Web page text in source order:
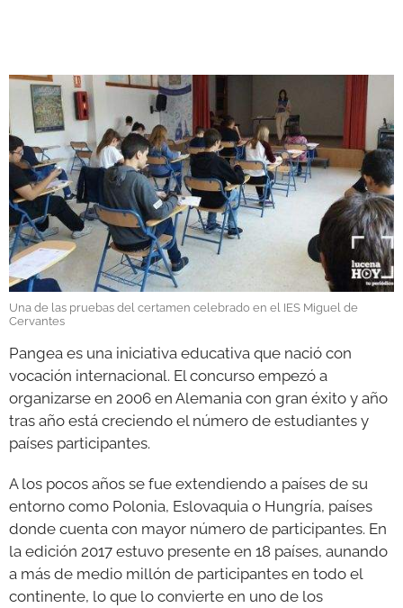
NECROLÓGICAS
GALERÍAS
Una de las pruebas del certamen celebrado en el IES Miguel de
Cervantes
Pangea es una iniciativa educativa que nació con
vocación internacional. El concurso empezó a
organizarse en 2006 en Alemania con gran éxito y año
tras año está creciendo el número de estudiantes y
países participantes.
A los pocos años se fue extendiendo a países de su
entorno como Polonia, Eslovaquia o Hungría, países
donde cuenta con mayor número de participantes. En
la edición 2017 estuvo presente en 18 países, aunando
a más de medio millón de participantes en todo el
continente, lo que lo convierte en uno de los